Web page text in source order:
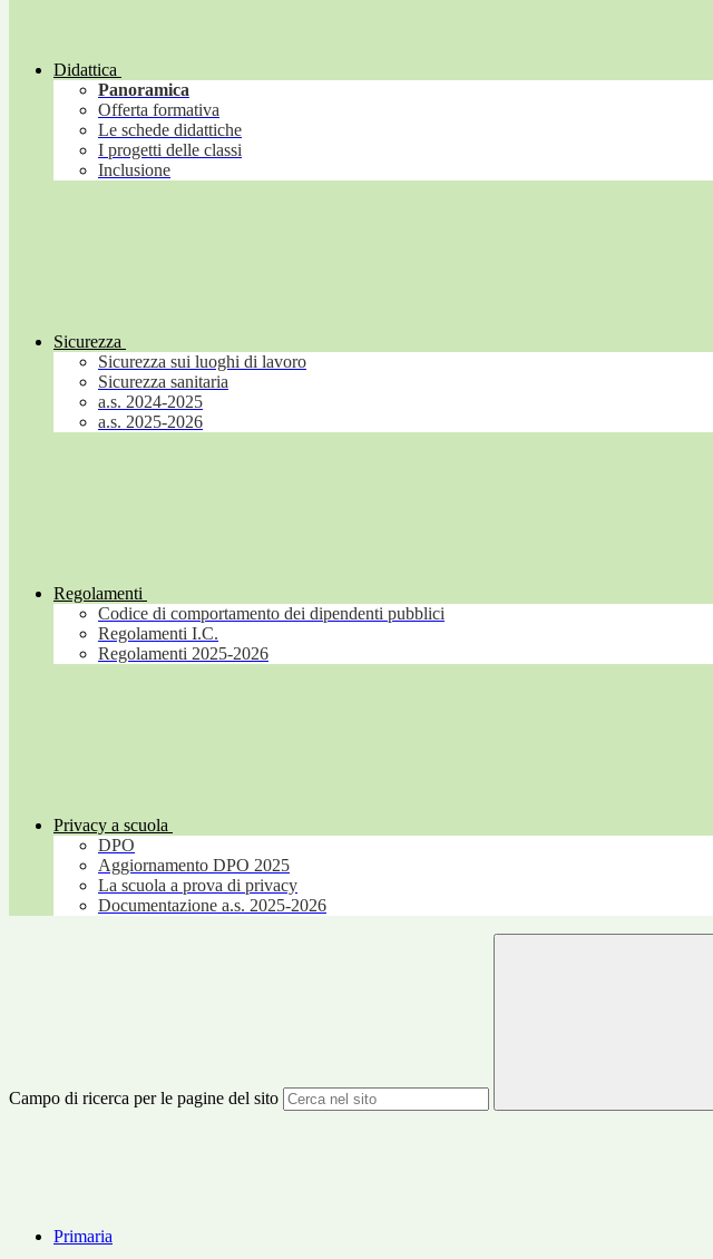
Didattica
Panoramica
Offerta formativa
Le schede didattiche
I progetti delle classi
Inclusione
Sicurezza
Sicurezza sui luoghi di lavoro
Sicurezza sanitaria
a.s. 2024-2025
a.s. 2025-2026
Regolamenti
Codice di comportamento dei dipendenti pubblici
Regolamenti I.C.
Regolamenti 2025-2026
Privacy a scuola
DPO
Aggiornamento DPO 2025
La scuola a prova di privacy
Documentazione a.s. 2025-2026
Campo di ricerca per le pagine del sito
Primaria